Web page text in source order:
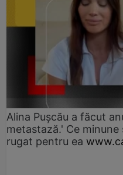
Alina Pușcău a făcut
metastază.' Ce
rugat pentru ea